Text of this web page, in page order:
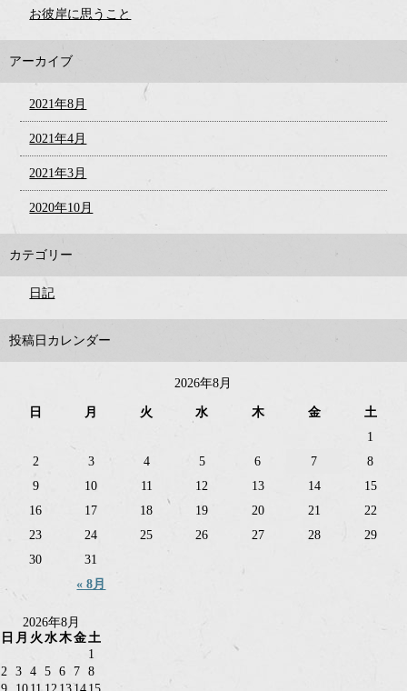
お彼岸に思うこと
アーカイブ
2021年8月
2021年4月
2021年3月
2020年10月
カテゴリー
日記
投稿日カレンダー
2026年8月
日 月 火 水 木 金 土
« 8月
1
2
3 4 5 6 7
8
9
10 11 12 13 14
15
16
17 18 19 20 21
22
23
24 25 26 27 28
29
30
31
2026年8月
日 月 火 水木金土
1
2 3 4 5 6 7 8